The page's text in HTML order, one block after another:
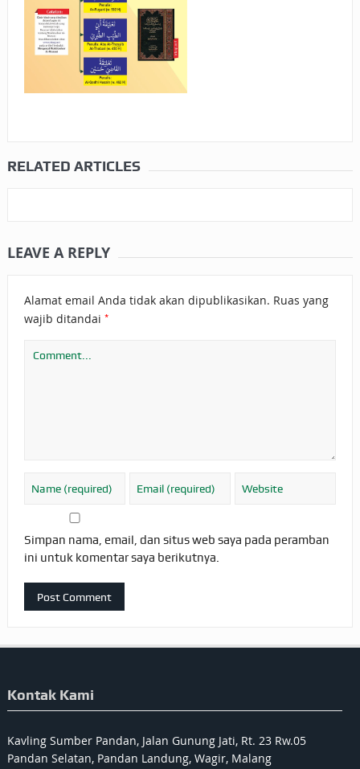
RELATED ARTICLES
LEAVE A REPLY
Alamat email Anda tidak akan dipublikasikan. Ruas yang
wajib ditandai *
Simpan nama, email, dan situs web saya pada peramban
ini untuk komentar saya berikutnya.
Kontak Kami
Kavling Sumber Pandan, Jalan Gunung Jati, Rt. 23 Rw.05
Pandan Selatan, Pandan Landung, Wagir, Malang